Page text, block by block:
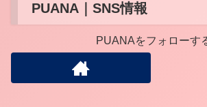
PUANA｜SNS情報
PUANAをフォローす